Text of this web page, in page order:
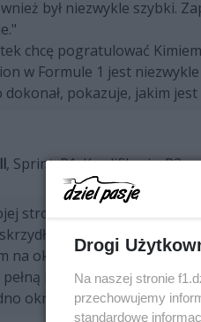
był niezwykle szybki.
chcę pogratulować
w Formule 1 jest
pokazuje, jakim
, Sprint: P1; Kwalifikacje: P2
strony kwalifikacje były
ale udało się je
na okrążenie wyjazdowe,
kontrolę. Na szczęście
okrążenie pomiarowe,
Drogi
Na naszej stronie
przechowujemy
standardowe